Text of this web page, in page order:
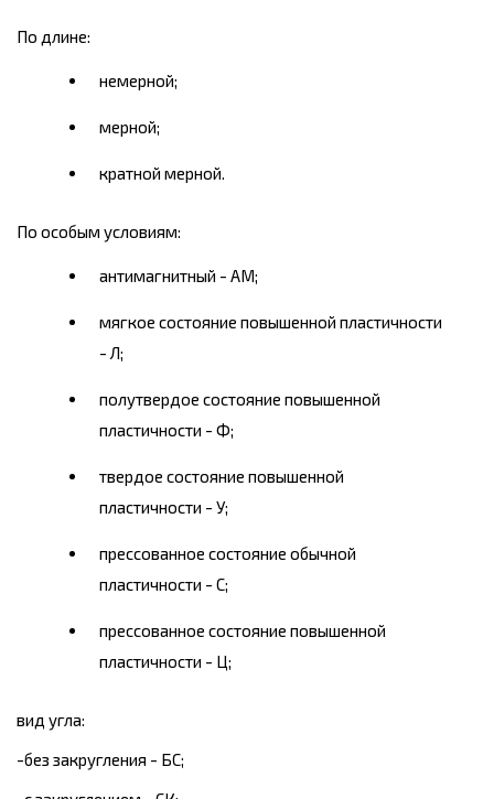
По длине:
немерной;
мерной;
кратной мерной.
По особым условиям:
антимагнитный - AM;
мягкое состояние повышенной пластичности
- Л;
полутвердое состояние повышенной
пластичности - Ф;
твердое состояние повышенной
пластичности - У;
прессованное состояние обычной
пластичности - С;
прессованное состояние повышенной
пластичности - Ц;
вид угла:
-без закругления - БС;